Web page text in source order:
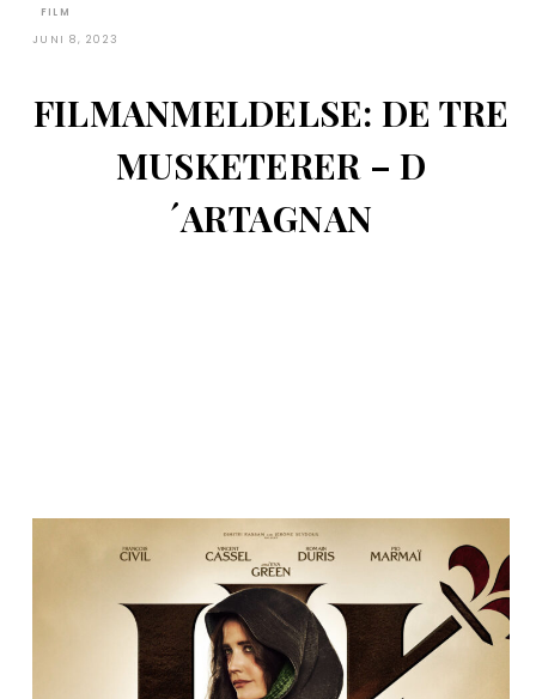
FILM
JUNI 8, 2023
FILMANMELDELSE: DE TRE
MUSKETERER – D
´ARTAGNAN